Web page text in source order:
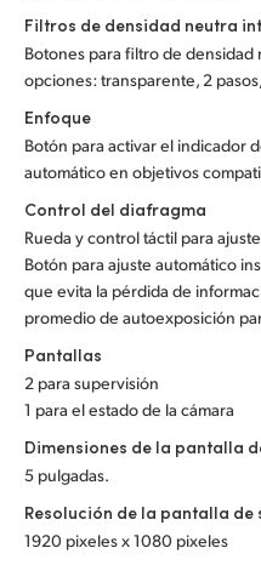
Filtros de densidad neutra
Botones para filtro de
opciones: transparente, 2
Enfoque
Botón para activar el indicador
automático en objetivos
Control del diafragma
Rueda y control táctil para
Botón para ajuste automático
que evita la pérdida de
promedio de autoexposición
Pantallas
2 para supervisión
1 para el estado de la cámara
Dimensiones de la pantalla
5 pulgadas.
Resolución de la pantalla de
1920 pixeles x 1080 pixeles